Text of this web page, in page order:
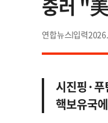
중러 "
연합뉴스
시진핑·
핵보유국